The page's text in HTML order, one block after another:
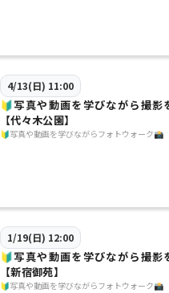
4/13(日) 11:00
🔰写真や動画を学びながら撮影
【代々木公園】
🔰写真や動画を学びながらフォトウォーク📸
1/19(日) 12:00
🔰写真や動画を学びながら撮影
【新宿御苑】
🔰写真や動画を学びながらフォトウォーク📸